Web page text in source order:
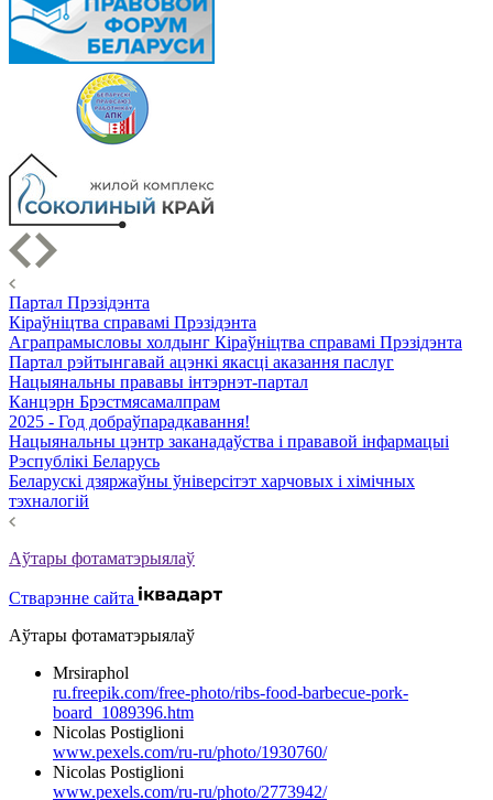
Партал Прэзідэнта
Кіраўніцтва справамі Прэзідэнта
Аграпрамысловы холдынг Кіраўніцтва справамі Прэзідэнта
Партал рэйтынгавай ацэнкі якасці аказання паслуг
Нацыянальны прававы інтэрнэт-партал
Канцэрн Брэстмясамалпрам
2025 - Год добраўпарадкавання!
Нацыянальны цэнтр заканадаўства і прававой інфармацыі
Рэспублікі Беларусь
Беларускі дзяржаўны ўніверсітэт харчовых і хімічных
тэхналогій
Аўтары фотаматэрыялаў
Стварэнне сайта
Аўтары фотаматэрыялаў
Mrsiraphol
ru.freepik.com/free-photo/ribs-food-barbecue-pork-
board_1089396.htm
Nicolas Postiglioni
www.pexels.com/ru-ru/photo/1930760/
Nicolas Postiglioni
www.pexels.com/ru-ru/photo/2773942/